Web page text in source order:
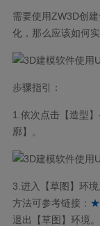
需要使用ZW3D创
化，那么应该如何
步骤指引：
1.依次点击【造型
廓】。
3.进入【草图】环
方法可参考链接： ★
退出【草图】环境。